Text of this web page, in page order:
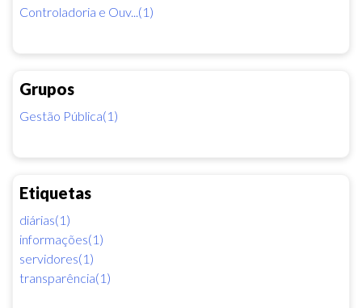
Controladoria e Ouv...(1)
Grupos
Gestão Pública(1)
Etiquetas
diárias(1)
informações(1)
servidores(1)
transparência(1)